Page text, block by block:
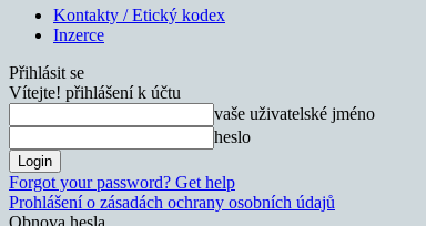
Kontakty / Etický kodex
Inzerce
Přihlásit se
Vítejte! přihlášení k účtu
vaše uživatelské jméno
heslo
Forgot your password? Get help
Prohlášení o zásadách ochrany osobních údajů
Obnova hesla